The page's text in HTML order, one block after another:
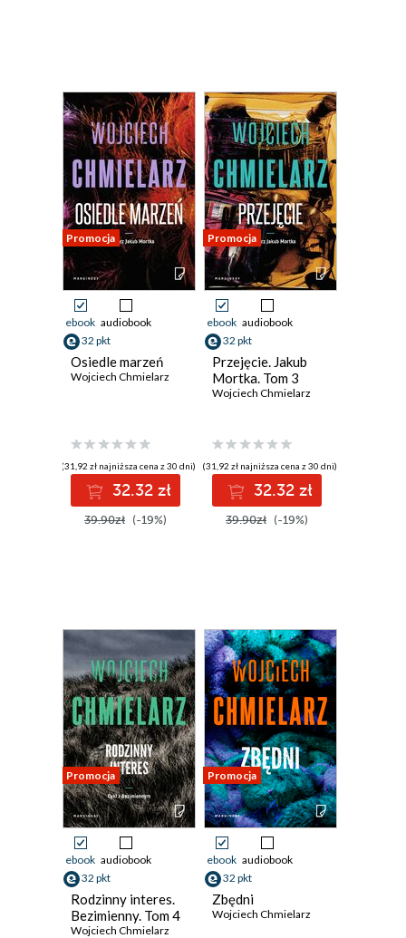
Promocja
ebook audiobook
32 pkt
Osiedle marzeń
Wojciech Chmielarz
(31,92 zł najniższa cena z 30 dni)
32.32 zł
39.90zł (-19%)
Promocja
ebook audiobook
32 pkt
Przejęcie. Jakub
Mortka. Tom 3
Wojciech Chmielarz
(31,92 zł najniższa cena z 30 dni)
32.32 zł
39.90zł (-19%)
Promocja
ebook audiobook
32 pkt
Rodzinny interes.
Bezimienny. Tom 4
Wojciech Chmielarz
Promocja
ebook audiobook
32 pkt
Zbędni
Wojciech Chmielarz